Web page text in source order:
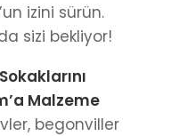
izini sürün.
sizi bekliyor!
Malzeme
begonviller